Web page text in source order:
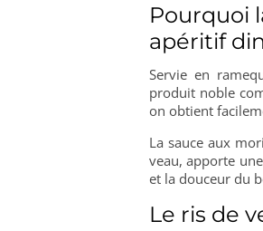
Pourquoi
apéritif
Servie en
produit noble
on obtient
La sauce aux
veau, apporte
et la douceur du
Le ris de